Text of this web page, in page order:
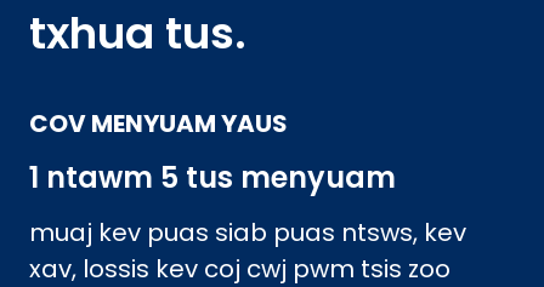
txhua tus.
COV MENYUAM YAUS
1 ntawm 5 tus menyuam
muaj kev puas siab puas ntsws, kev
xav, lossis kev coj cwj pwm tsis zoo